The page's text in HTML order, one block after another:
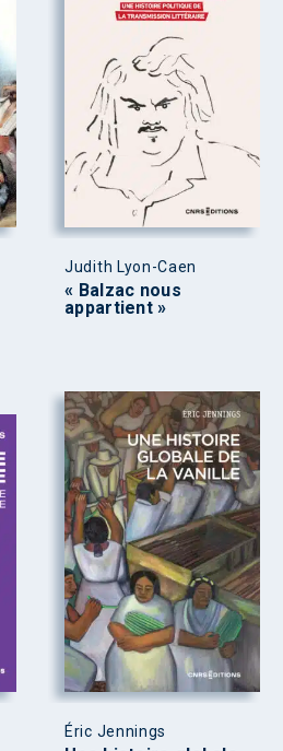
Judith Lyon-Caen
« Balzac nous
appartient »
Éric Jennings